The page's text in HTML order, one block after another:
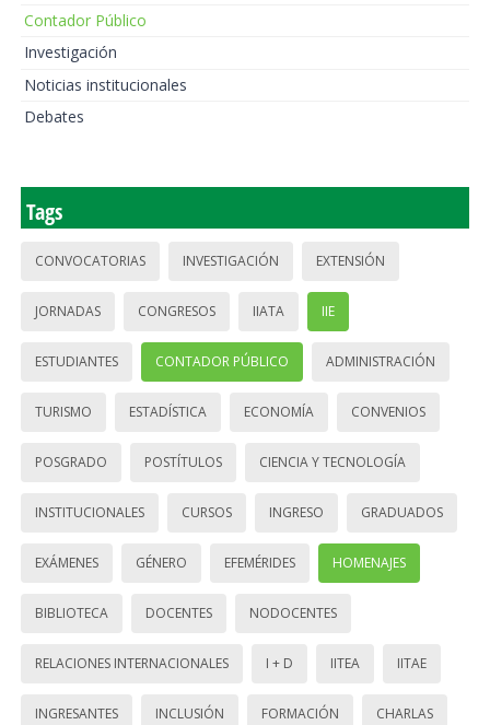
Contador Público
Investigación
Noticias institucionales
Debates
Tags
CONVOCATORIAS INVESTIGACIÓN EXTENSIÓN
JORNADAS CONGRESOS IIATA IIE
ESTUDIANTES CONTADOR PÚBLICO ADMINISTRACIÓN
TURISMO ESTADÍSTICA ECONOMÍA CONVENIOS
POSGRADO POSTÍTULOS CIENCIA Y TECNOLOGÍA
INSTITUCIONALES CURSOS INGRESO GRADUADOS
EXÁMENES GÉNERO EFEMÉRIDES HOMENAJES
BIBLIOTECA DOCENTES NODOCENTES
RELACIONES INTERNACIONALES I + D IITEA IITAE
INGRESANTES INCLUSIÓN FORMACIÓN CHARLAS